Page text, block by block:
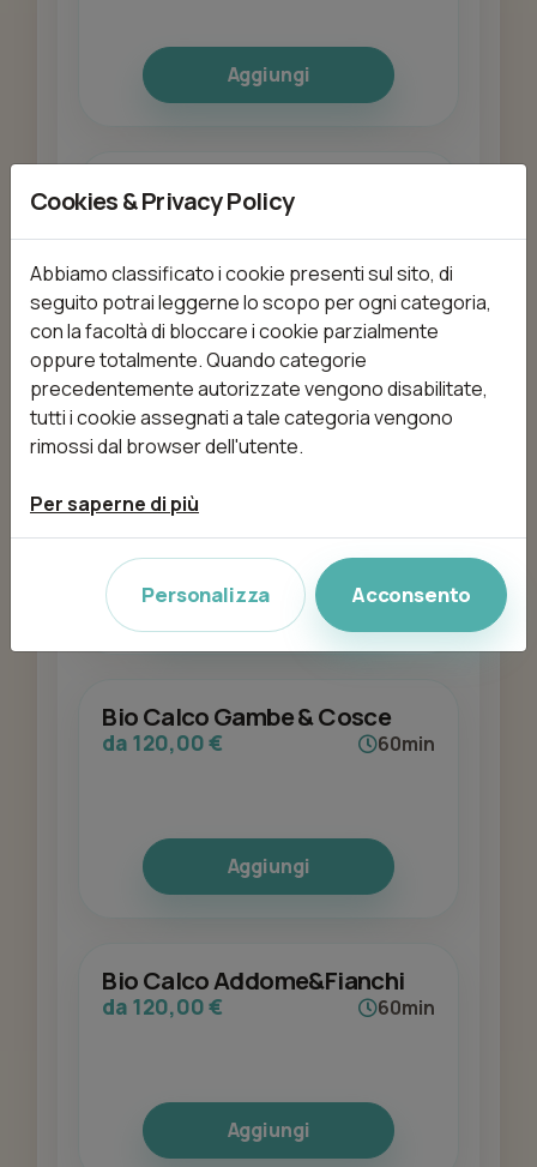
Aggiungi
BROW BOMBER
da 60,00 €
Aggiungi
Bendaggi drenanti/lipolitico
Aggiungi
Bio Calco Gambe & Cosce
da 120,00 € 60min
Aggiungi
Bio Calco Addome&Fianchi
da 120,00 € 60min
Aggiungi
Cookies & Privacy Policy
Abbiamo classificato i cookie presenti sul sito, di
seguito potrai leggerne lo scopo per ogni categoria,
con la facoltà di bloccare i cookie parzialmente
oppure totalmente. Quando categorie
precedentemente autorizzate vengono disabilitate,
tutti i cookie assegnati a tale categoria vengono
rimossi dal browser dell'utente.
Per saperne di più
Personalizza Acconsento